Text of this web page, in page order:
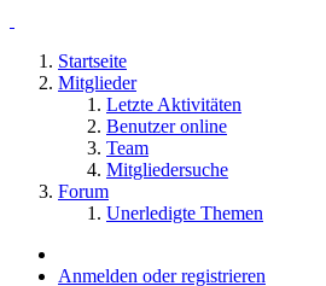
Startseite
Mitglieder
Letzte Aktivitäten
Benutzer online
Team
Mitgliedersuche
Forum
Unerledigte Themen
Anmelden oder registrieren